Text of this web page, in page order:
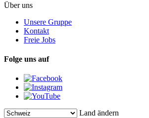
Über uns
Unsere Gruppe
Kontakt
Freie Jobs
Folge uns auf
Land ändern